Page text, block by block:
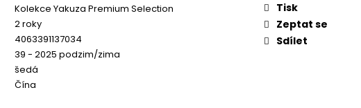
Kolekce Yakuza Premium Selection
2 roky
4063391137034
39 - 2025 podzim/zima
šedá
Čína
Tisk
Zeptat se
Sdílet